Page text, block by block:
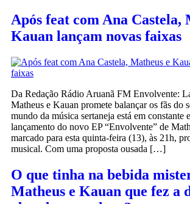
Após feat com Ana Castela,
Kauan lançam novas faixas
Da Redação Rádio Aruanã FM Envolvente:
Matheus e Kauan promete balançar os fãs do
mundo da música sertaneja está em constante
lançamento do novo EP “Envolvente” de
marcado para esta quinta-feira (13), às 21h,
musical. Com uma proposta ousada […]
O que tinha na bebida
Matheus e Kauan que fez a